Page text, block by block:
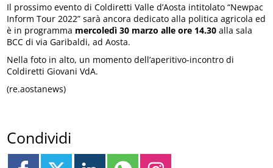
Il prossimo evento di Coldiretti Valle d’Aosta intitolato “Newpac
Inform Tour 2022” sarà ancora dedicato alla politica agricola ed
è in programma mercoledì 30 marzo alle ore 14.30 alla sala
BCC di via Garibaldi, ad Aosta.
Nella foto in alto, un momento dell’aperitivo-incontro di
Coldiretti Giovani VdA.
(re.aostanews)
Condividi